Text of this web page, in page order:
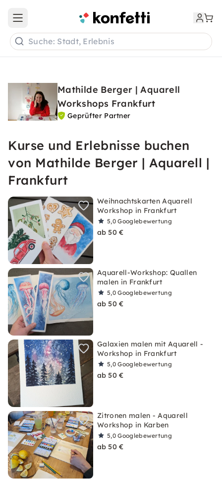
Open main menu
Suche: Stadt, Erlebnis
Mathilde Berger | Aquarell
Workshops Frankfurt
Geprüfter Partner
Kurse und Erlebnisse buchen
von Mathilde Berger | Aquarell |
Frankfurt
Weihnachtskarten Aquarell
Workshop in Frankfurt
5,0Googlebewertung
ab 50 €
Aquarell-Workshop: Quallen
malen in Frankfurt
5,0Googlebewertung
ab 50 €
Galaxien malen mit Aquarell -
Workshop in Frankfurt
5,0Googlebewertung
ab 50 €
Zitronen malen - Aquarell
Workshop in Karben
5,0Googlebewertung
ab 50 €